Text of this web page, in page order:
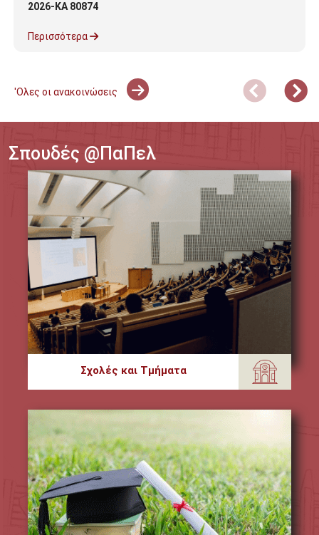
2026-ΚΑ 80874
Περισσότερα
'Ολες οι ανακοινώσεις
Σπουδές @ΠαΠελ
Σχολές και Τμήματα